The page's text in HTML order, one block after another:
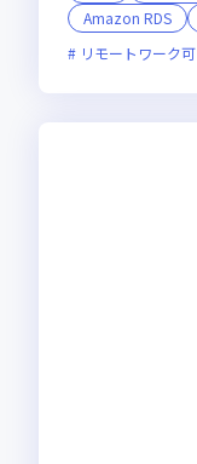
Amazon RDS
リモートワーク可